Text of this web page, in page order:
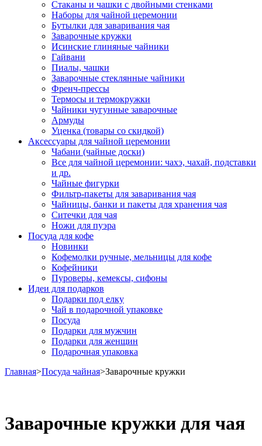
Стаканы и чашки с двойными стенками
Наборы для чайной церемонии
Бутылки для заваривания чая
Заварочные кружки
Исинские глиняные чайники
Гайвани
Пиалы, чашки
Заварочные стеклянные чайники
Френч-прессы
Термосы и термокружки
Чайники чугунные заварочные
Армуды
Уценка (товары со скидкой)
Аксессуары для чайной церемонии
Чабани (чайные доски)
Все для чайной церемонии: чахэ, чахай, подставки
и др.
Чайные фигурки
Фильтр-пакеты для заваривания чая
Чайницы, банки и пакеты для хранения чая
Ситечки для чая
Ножи для пуэра
Посуда для кофе
Новинки
Кофемолки ручные, мельницы для кофе
Кофейники
Пуроверы, кемексы, сифоны
Идеи для подарков
Подарки под елку
Чай в подарочной упаковке
Посуда
Подарки для мужчин
Подарки для женщин
Подарочная упаковка
Главная>Посуда чайная>Заварочные кружки
Заварочные кружки для чая